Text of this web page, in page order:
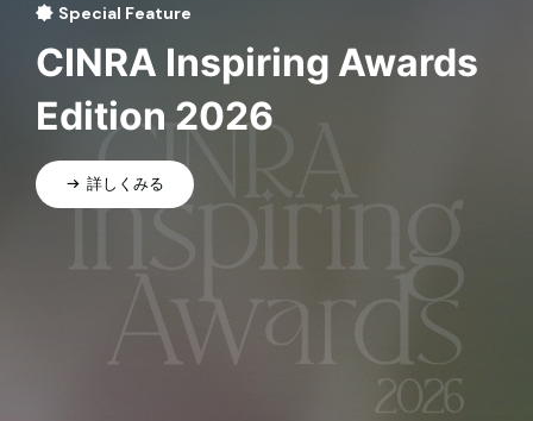
Special Feature
CINRA Inspiring Awards
Edition 2026
詳しくみる